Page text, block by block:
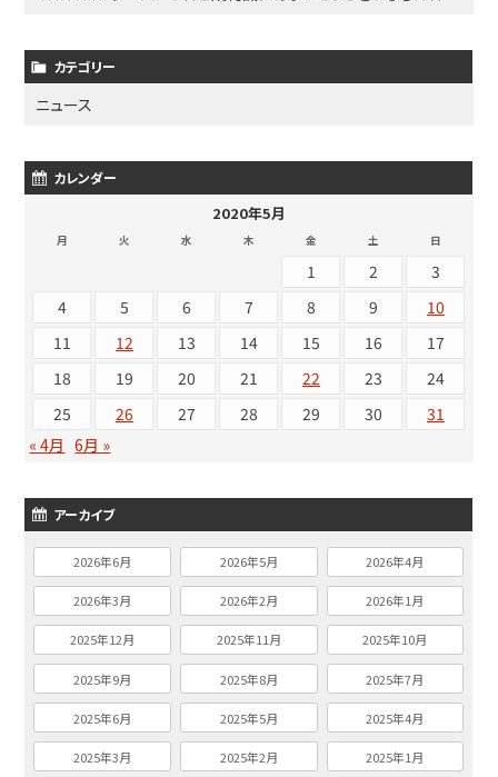
カテゴリー
ニュース
カレンダー
2020年5月
月 火 水 木 金 土 日
1 2
3
4
5 6 7 8 9
10
11
12 13 14 15 16
17
18
19 20 21 22 23
24
25
26 27 28 29 30
31
« 4月 6月 »
アーカイブ
2026年6月 2026年5月 2026年4月
2026年3月 2026年2月 2026年1月
2025年12月 2025年11月 2025年10月
2025年9月 2025年8月 2025年7月
2025年6月 2025年5月 2025年4月
2025年3月 2025年2月 2025年1月